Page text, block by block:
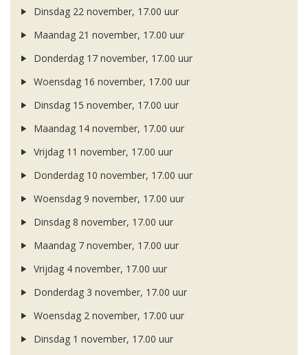
Dinsdag 22 november, 17.00 uur
Maandag 21 november, 17.00 uur
Donderdag 17 november, 17.00 uur
Woensdag 16 november, 17.00 uur
Dinsdag 15 november, 17.00 uur
Maandag 14 november, 17.00 uur
Vrijdag 11 november, 17.00 uur
Donderdag 10 november, 17.00 uur
Woensdag 9 november, 17.00 uur
Dinsdag 8 november, 17.00 uur
Maandag 7 november, 17.00 uur
Vrijdag 4 november, 17.00 uur
Donderdag 3 november, 17.00 uur
Woensdag 2 november, 17.00 uur
Dinsdag 1 november, 17.00 uur